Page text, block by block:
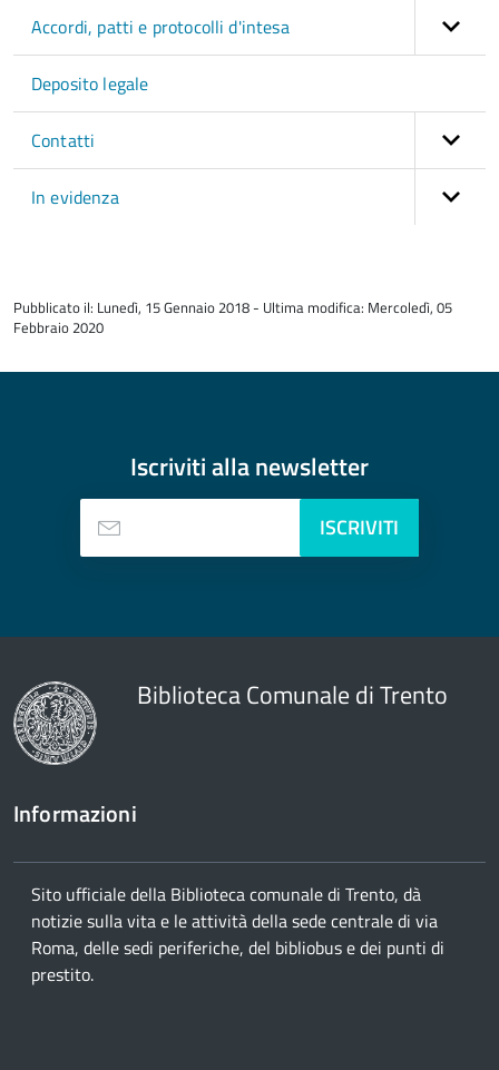
Accordi, patti e protocolli d'intesa
Deposito legale
Contatti
In evidenza
del
contenuto
Pubblicato il: Lunedì, 15 Gennaio 2018 - Ultima modifica: Mercoledì, 05
Febbraio 2020
Iscriviti allanewsletter
ISCRIVITI
Biblioteca Comunale di Trento
Informazioni
Sito ufficiale della Biblioteca comunale di Trento, dà
notizie sulla vita e le attività della sede centrale di via
Roma, delle sedi periferiche, del bibliobus e dei punti di
prestito.